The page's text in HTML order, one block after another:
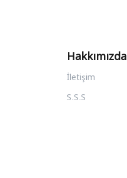
Hakkımızda
İletişim
S.S.S